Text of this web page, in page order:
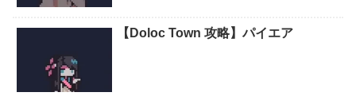
【Doloc Town 攻略】パイエア